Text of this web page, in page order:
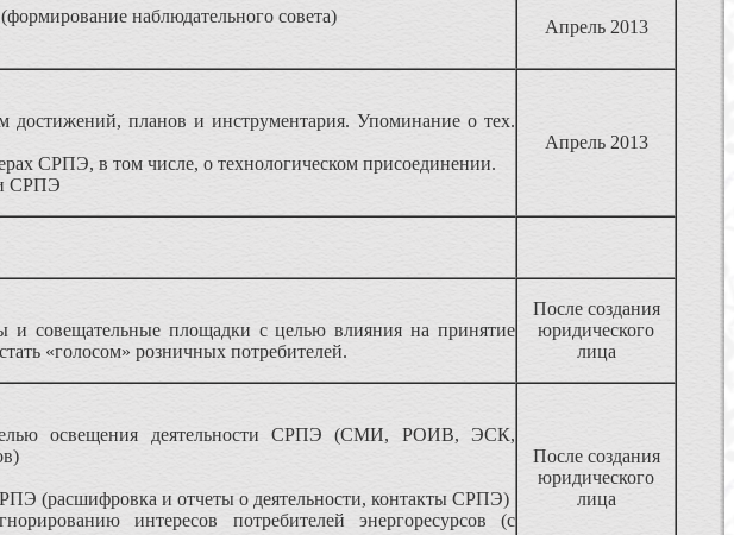
наблюдательного совета)
Апрель 2013
достижений, планов и инструментария. Упоминание о тех.
СРПЭ, в том числе, о технологическом присоединении.
СРПЭ
Апрель 2013
и совещательные площадки с целью влияния на принятие
«голосом» розничных потребителей.
После создания
юридического
лица
освещения деятельности СРПЭ (СМИ, РОИВ, ЭСК,
(расшифровка и отчеты о деятельности, контакты СРПЭ)
интересов потребителей энергоресурсов (с
После создания
юридического
лица